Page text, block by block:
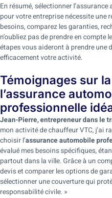
En résumé, sélectionner
pour votre entreprise nécessite
besoins, comparez les garanties,
n’oubliez pas de prendre en compte
étapes vous aideront à prendre une
efficacement votre activité.
Témoignages sur
l’assurance
professionnelle
Jean-Pierre, entrepreneur dans le
mon activité de chauffeur VTC, j’ai
choisir l’assurance automobile
évalué mes besoins spécifiques,
partout dans la ville. Grâce à un
devis et comparer les options de
sélectionner une couverture qui
responsabilité civile. »